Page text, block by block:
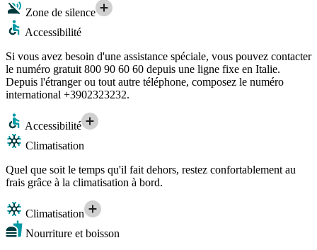
Zone de silence
Accessibilité
Si vous avez besoin d'une assistance spéciale, vous pouvez contacter
le numéro gratuit 800 90 60 60 depuis une ligne fixe en Italie.
Depuis l'étranger ou tout autre téléphone, composez le numéro
international +3902323232.
Accessibilité
Climatisation
Quel que soit le temps qu'il fait dehors, restez confortablement au
frais grâce à la climatisation à bord.
Climatisation
Nourriture et boisson